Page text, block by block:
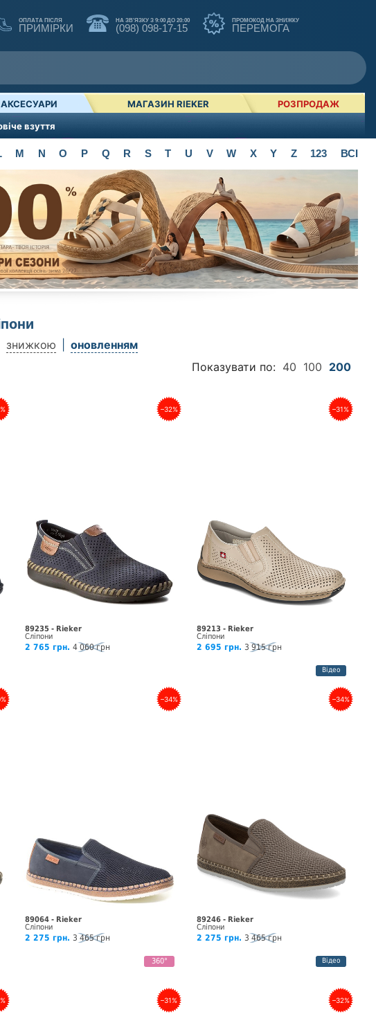
ОПЛАТА ПІСЛЯ
ПРИМІРКИ
НА ЗВ'ЯЗКУ З 9:00 ДО 20:00
(098) 098-17-15
ПРОМОКОД НА ЗНИЖКУ
ПЕРЕМОГА
взуття
АКСЕСУАРИ МАГАЗИН RIEKER РОЗПРОДАЖ
знижкою
оновленням
Показувати по: 40 100 200
–32%
89235 - Rieker
Сліпони
2 765 грн. 4 060 грн
–31%
89213 - Rieker
Сліпони
2 695 грн. 3 915 грн
Відео
–34%
89064 - Rieker
Сліпони
2 275 грн. 3 465 грн
360°
–34%
89246 - Rieker
Сліпони
2 275 грн. 3 465 грн
Відео
–31% –32%
M N O P Q R S T U V W X Y Z 123 ВСІ